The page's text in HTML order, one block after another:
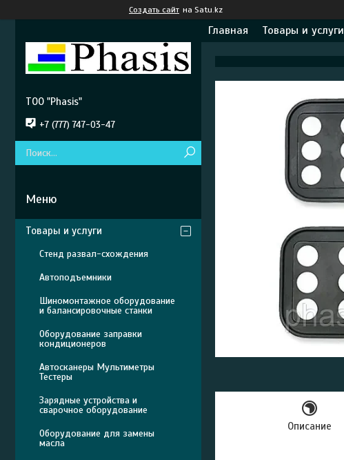
Создать сайт на Satu.kz
Главная Товары и услуги
Описание
ТОО "Phasis"
+7 (777) 747-03-47
Товары и услуги
Стенд развал-схождения
Автоподъемники
Шиномонтажное оборудование
и балансировочные станки
Оборудование заправки
кондиционеров
Автосканеры Мультиметры
Тестеры
Зарядные устройства и
сварочное оборудование
Оборудование для замены
масла